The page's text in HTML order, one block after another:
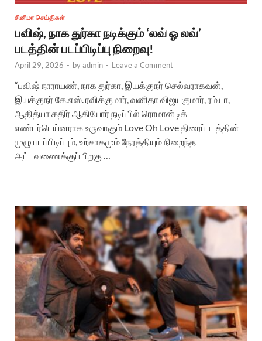
சினிமா செய்திகள்
பவிஷ், நாக துர்கா நடிக்கும் ‘லவ் ஓ லவ்’
படத்தின் படப்பிடிப்பு நிறைவு!
April 29, 2026 - byadmin - Leave a Comment
“பவிஷ் நாராயண், நாக துர்கா, இயக்குநர் செல்வராகவன்,
இயக்குநர் கே.எஸ். ரவிக்குமார், வனிதா விஜயகுமார், ரம்யா,
ஆதித்யா கதிர் ஆகியோர் நடிப்பில் ரொமான்டிக்
எண்டர்டெய்னராக உருவாகும் Love Oh Love திரைப்படத்தின்
முழு படப்பிடிப்பும், உற்சாகமும் நேரத்தியும் நிறைந்த
அட்டவணைக்குப் பிறகு …